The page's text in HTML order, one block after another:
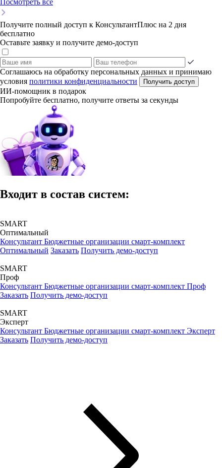
Получите полный доступ к КонсультантПлюс на 2 дня
бесплатно
Оставьте заявку и получите демо-доступ
Соглашаюсь на обработку персональных данных и принимаю
условия политики конфиденциальности Получить доступ
ИИ-помощник в подарок
Попробуйте бесплатно, получите ответы за секунды
Входит в состав систем:
SMART
Оптимальный
Консультант Бюджетные организации смарт-комплект
Оптимальный Заказать Получить демо-доступ
SMART
Проф
Консультант Бюджетные организации смарт-комплект Проф
Заказать Получить демо-доступ
SMART
Эксперт
Консультант Бюджетные организации смарт-комплект Эксперт
Заказать Получить демо-доступ